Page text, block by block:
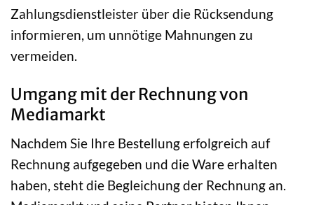
Zahlungsdienstleister über die Rücksendung
informieren, um unnötige Mahnungen zu
vermeiden.
Umgang mit der Rechnung von
Mediamarkt
Nachdem Sie Ihre Bestellung erfolgreich auf
Rechnung aufgegeben und die Ware erhalten
haben, steht die Begleichung der Rechnung an.